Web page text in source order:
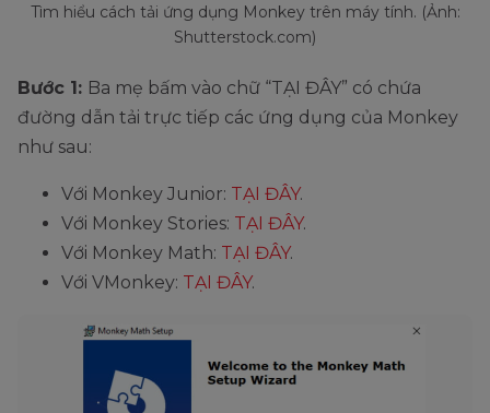
Tìm hiểu cách tải ứng dụng Monkey trên máy tính. (Ảnh:
Shutterstock.com)
Bước 1: Ba mẹ bấm vào chữ “TẠI ĐÂY” có chứa
đường dẫn tải trực tiếp các ứng dụng của Monkey
như sau:
Với Monkey Junior: TẠI ĐÂY.
Với Monkey Stories: TẠI ĐÂY.
Với Monkey Math: TẠI ĐÂY.
Với VMonkey: TẠI ĐÂY.